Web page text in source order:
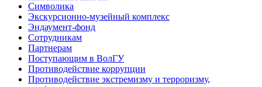
Символика
Экскурсионно-музейный комплекс
Эндаумент-фонд
Сотрудникам
Партнерам
Поступающим в ВолГУ
Противодействие коррупции
Противодействие экстремизму и терроризму,